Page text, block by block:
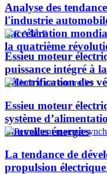
Analyse des
l'industrie
l'accélération
la quatrième
Essieu moteur
puissance intégré à
l’électrification des
Essieu moteur
système
nouvelles énergies
La tendance de
propulsion électrique